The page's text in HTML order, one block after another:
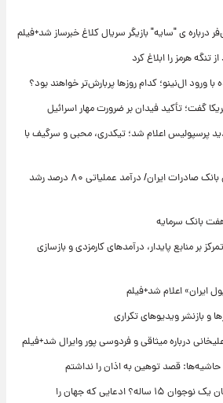
ی "سایه" بازیگر سریال کلاغ خبرساز شد+فیلم
ورود ال‌نینو؛ کدام روزها پربارش‌تر خواهند بود؟
گفت؛ تأکید فیدان بر ضرورت مهار اسرائیل
پرسپولیس اعلام شد؛ تیکدری، محبی و سرگیف با
تغییر مثبت در عملکرد مالی بانک صادرات ایران/ درآمد عملیاتی ۸۰ درصد رشد
بانک سرمایه
بر منابع پایدار، درآمدهای کارمزدی و بازسازی
ایران» اعلام شد+فیلم
بازنشر ویدیوهای تکراری
درباره میثاقی و فردوسی پور وایرال شد+فیلم
قصد توهین به اذان را نداشتم
راز طول عمر انسان در دستان یک نوجوان ۱۵ ساله؟ ادعایی که جهان را